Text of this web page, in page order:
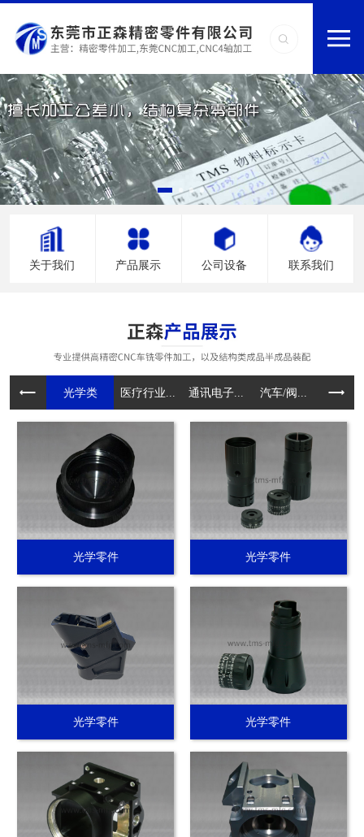
关于我们 产品展示 公司设备 联系我们
光学类 医疗行业... 通讯电子... 汽车/阀... 电动工
光学零件 光学零件
光学零件 光学零件